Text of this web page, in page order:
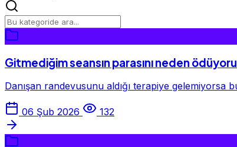
Gitmediğim seansın parasını neden
Danışan randevusunu aldığı terapiye
06 Şub 2026 132